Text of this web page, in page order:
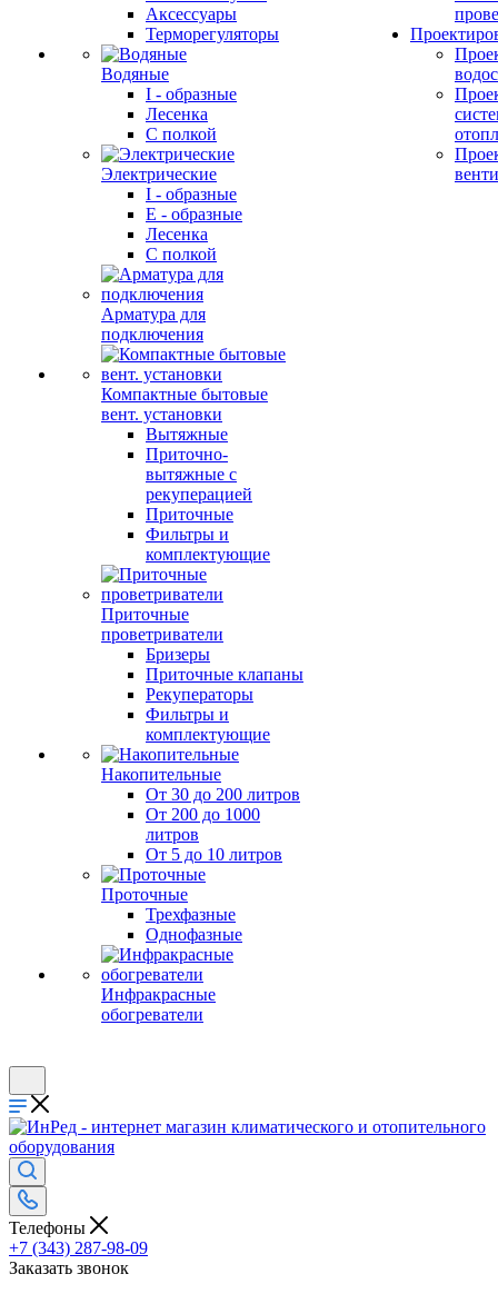
Аксессуары
Терморегуляторы
Водяные
I - образные
Лесенка
С полкой
Электрические
I - образные
E - образные
Лесенка
С полкой
Арматура для
подключения
Компактные бытовые
вент. установки
Вытяжные
Приточно-
вытяжные с
рекуперацией
Приточные
Фильтры и
комплектующие
Приточные
проветриватели
Бризеры
Приточные клапаны
Рекуператоры
Фильтры и
комплектующие
Накопительные
От 30 до 200 литров
От 200 до 1000
литров
От 5 до 10 литров
Проточные
Трехфазные
Однофазные
Инфракрасные
обогреватели
Телефоны
+7 (343) 287-98-09
Заказать звонок